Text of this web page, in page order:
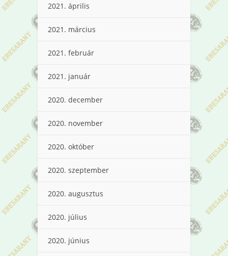
2021. április
2021. március
2021. február
2021. január
2020. december
2020. november
2020. október
2020. szeptember
2020. augusztus
2020. július
2020. június